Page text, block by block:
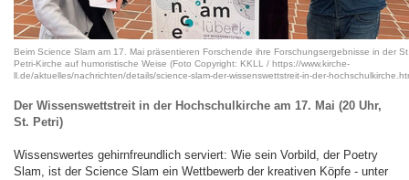
Beim Science Slam am 17. Mai präsentieren Forschende ihre Forschungsergebnisse in der
Petri-Kirche auf humoristische Weise (Foto Copyright: KKLL / https://www.kirche-
ll.de/aktuelles/nachrichten/details/science-slam-der-wissenswettstreit-in-der-
Der Wissenswettstreit in der Hochschulkirche am 17. Mai (20 Uhr,
St. Petri)
Wissenswertes gehirnfreundlich serviert: Wie sein Vorbild, der Poetry
Slam, ist der Science Slam ein Wettbewerb der kreativen Köpfe - unter